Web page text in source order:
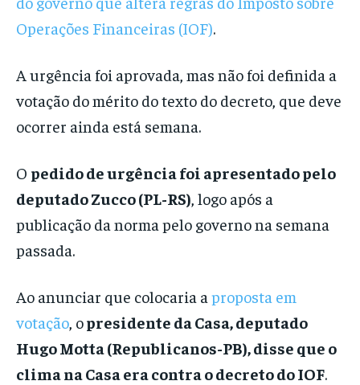
Operações Financeiras (IOF).
A urgência foi aprovada, mas não foi definida a
votação do mérito do texto do decreto, que deve
ocorrer ainda está semana.
O pedido de urgência foi apresentado pelo
deputado Zucco (PL-RS), logo após a
publicação da norma pelo governo na semana
passada.
Ao anunciar que colocaria a proposta em
votação, opresidente da Casa, deputado
Hugo Motta (Republicanos-PB), disse que o
clima na Casa era contra o decreto do IOF.